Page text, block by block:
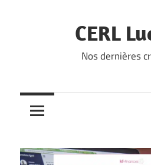
CERL
Nos dernières